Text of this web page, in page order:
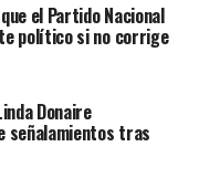
el Partido Nacional
político si no corrige
Donaire
señalamientos tras